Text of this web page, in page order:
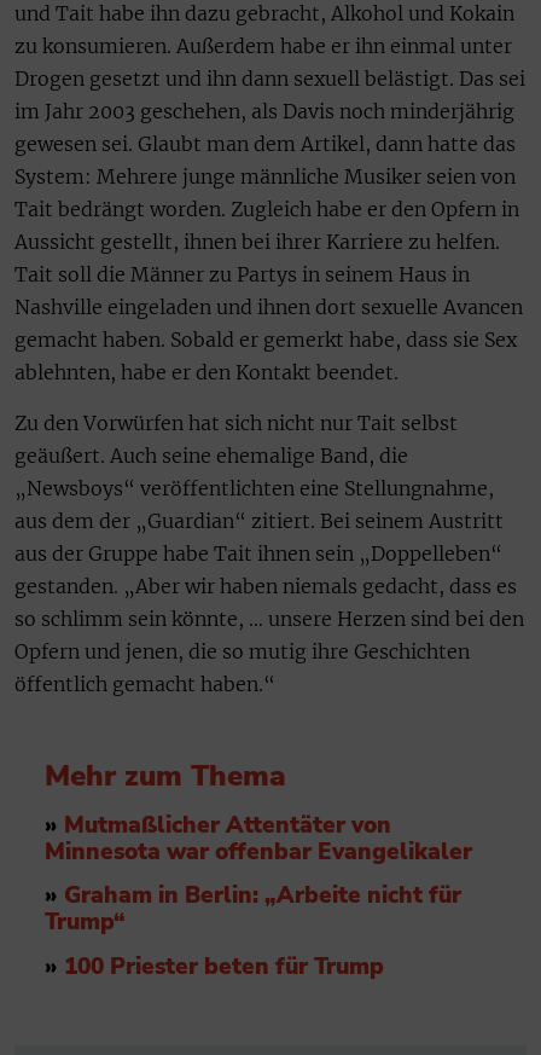
und Tait habe ihn dazu gebracht, Alkohol und Kokain
zu konsumieren. Außerdem habe er ihn einmal unter
Drogen gesetzt und ihn dann sexuell belästigt. Das sei
im Jahr 2003 geschehen, als Davis noch minderjährig
gewesen sei. Glaubt man dem Artikel, dann hatte das
System: Mehrere junge männliche Musiker seien von
Tait bedrängt worden. Zugleich habe er den Opfern in
Aussicht gestellt, ihnen bei ihrer Karriere zu helfen.
Tait soll die Männer zu Partys in seinem Haus in
Nashville eingeladen und ihnen dort sexuelle Avancen
gemacht haben. Sobald er gemerkt habe, dass sie Sex
ablehnten, habe er den Kontakt beendet.
Zu den Vorwürfen hat sich nicht nur Tait selbst
geäußert. Auch seine ehemalige Band, die
„Newsboys“ veröffentlichten eine Stellungnahme,
aus dem der „Guardian“ zitiert. Bei seinem Austritt
aus der Gruppe habe Tait ihnen sein „Doppelleben“
gestanden. „Aber wir haben niemals gedacht, dass es
so schlimm sein könnte, … unsere Herzen sind bei den
Opfern und jenen, die so mutig ihre Geschichten
öffentlich gemacht haben.“
Mehr zum Thema
» Mutmaßlicher Attentäter von
Minnesota war offenbar Evangelikaler
» Graham in Berlin: „Arbeite nicht für
Trump“
» 100 Priester beten für Trump